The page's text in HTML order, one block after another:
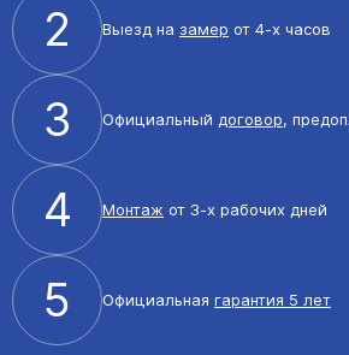
2 Выезд на замер от 4-х часов
3 Официальный договор,
4 Монтаж от 3-х рабочих дней
5 Официальная гарантия 5 лет